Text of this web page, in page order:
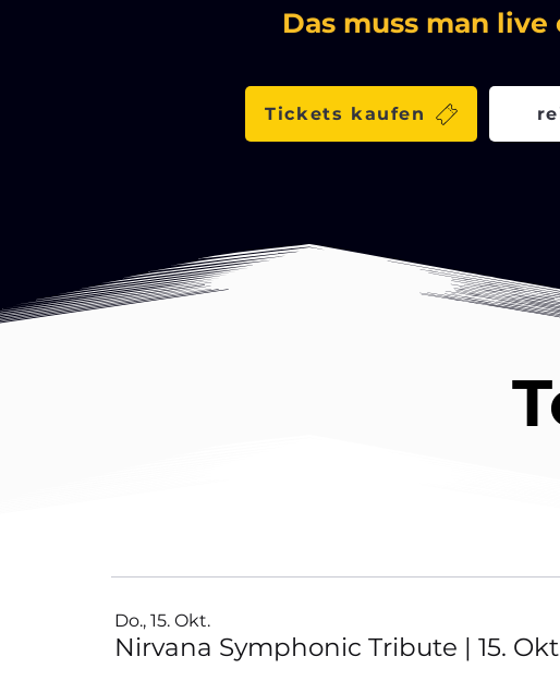
Das muss man live
Tickets kaufen
Do., 15. Okt.
Nirvana Symphonic Tribute | 15.